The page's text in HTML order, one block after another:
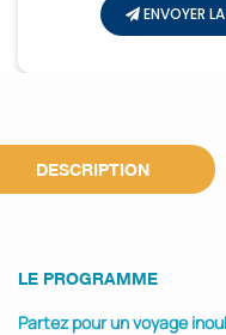
ENVOYER
DESCRIPTION
LE PROGRAMME
Partez pour un voyage